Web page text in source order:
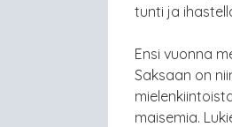
tunti ja
Ensi vuonna
Saksaan on
maisemia.